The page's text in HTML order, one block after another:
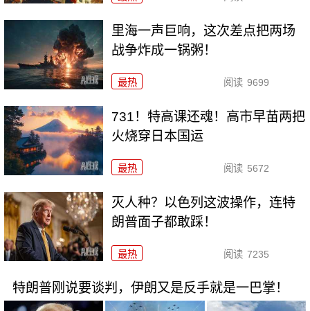
里海一声巨响，这次差点把两场
战争炸成一锅粥！
最热 阅读 9699
731！特高课还魂！高市早苗两把
火烧穿日本国运
最热 阅读 5672
灭人种？以色列这波操作，连特
朗普面子都敢踩！
最热 阅读 7235
特朗普刚说要谈判，伊朗又是反手就是一巴掌！